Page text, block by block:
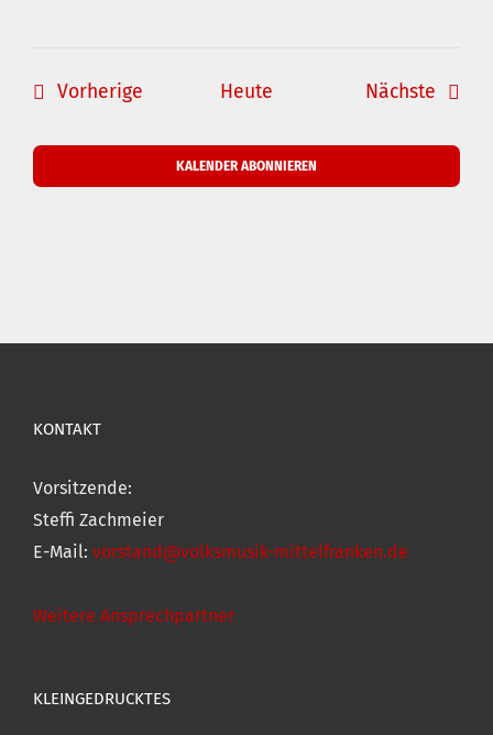
VorherigeVeranstaltungen
Heute Nächste
KALENDER ABONNIEREN
KONTAKT
Vorsitzende:
Steffi Zachmeier
E-Mail: vorstand@volksmusik-mittelfranken.de
Weitere Ansprechpartner
KLEINGEDRUCKTES